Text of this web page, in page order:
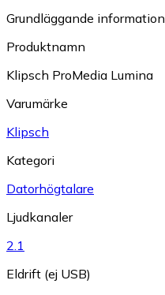
Grundläggande information
Produktnamn
Klipsch ProMedia Lumina
Varumärke
Klipsch
Kategori
Datorhögtalare
Ljudkanaler
2.1
Eldrift (ej USB)